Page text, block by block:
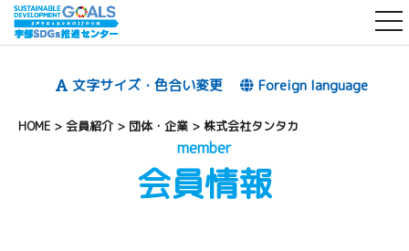
文字サイズ・色合い変更 Foreign language
HOME > 会員紹介 > 団体・企業 > 株式会社タンタカ
member
会員情報
t
o